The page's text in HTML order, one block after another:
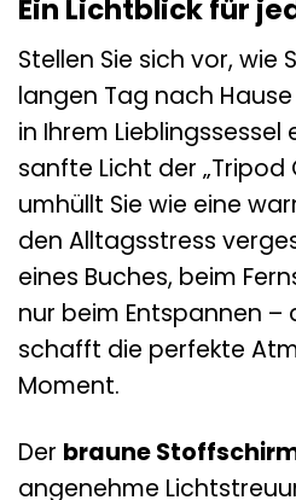
Ein Lichtblick für
Stellen Sie sich vor, wie
langen Tag nach
in Ihrem Lieblingssessel
sanfte Licht der „Tripod
umhüllt Sie wie eine
den Alltagsstress
eines Buches, beim
nur beim Entspannen –
schafft die perfekte
Moment.
Der braune
angenehme